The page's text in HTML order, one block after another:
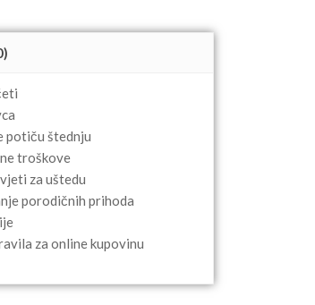
potiču štednju
troškove
za uštedu
porodičnih prihoda
za online kupovinu